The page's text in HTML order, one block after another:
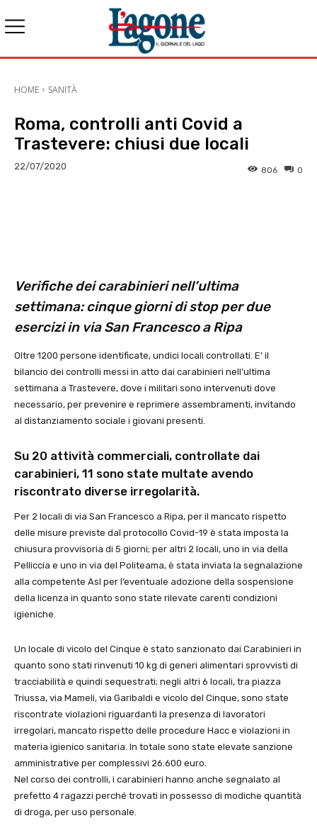
HOME SANITÀ
Roma, controlli anti Covid a
Trastevere: chiusi due locali
22/07/2020 0
806
Verifiche dei carabinieri nell’ultima
settimana: cinque giorni di stop per due
esercizi in via San Francesco a Ripa
Oltre 1200 persone identificate, undici locali controllati. E’ il
bilancio dei controlli messi in atto dai carabinieri nell’ultima
settimana a Trastevere, dove i militari sono intervenuti dove
necessario, per prevenire e reprimere assembramenti, invitando
al distanziamento sociale i giovani presenti.
Su 20 attività commerciali, controllate dai
carabinieri, 11 sono state multate avendo
riscontrato diverse irregolarità.
Per 2 locali di via San Francesco a Ripa, per il mancato rispetto
delle misure previste dal protocollo Covid-19 è stata imposta la
chiusura provvisoria di 5 giorni; per altri 2 locali, uno in via della
Pelliccia e uno in via del Politeama, è stata inviata la segnalazione
alla competente Asl per l’eventuale adozione della sospensione
della licenza in quanto sono state rilevate carenti condizioni
igieniche.
Un locale di vicolo del Cinque è stato sanzionato dai Carabinieri in
quanto sono stati rinvenuti 10 kg di generi alimentari sprovvisti di
tracciabilità e quindi sequestrati; negli altri 6 locali, tra piazza
Triussa, via Mameli, via Garibaldi e vicolo del Cinque, sono state
riscontrate violazioni riguardanti la presenza di lavoratori
irregolari, mancato rispetto delle procedure Hacc e violazioni in
materia igienico sanitaria. In totale sono state elevate sanzione
amministrative per complessivi 26.600 euro.
Nel corso dei controlli, i carabinieri hanno anche segnalato al
prefetto 4 ragazzi perché trovati in possesso di modiche quantità
di droga, per uso personale.